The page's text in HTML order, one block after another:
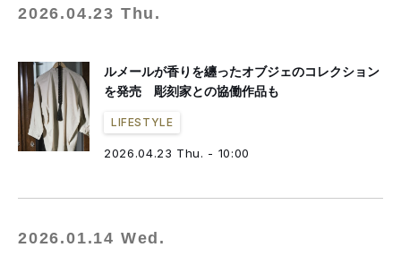
2026.04.23 Thu.
ルメールが香りを纏ったオブジェのコレクション
を発売 彫刻家との協働作品も
LIFESTYLE
2026.04.23 Thu. - 10:00
2026.01.14 Wed.